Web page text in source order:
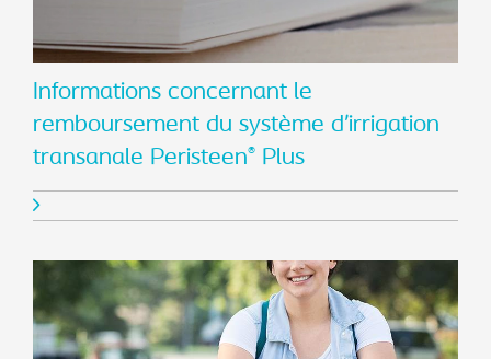
Informations concernant le
remboursement du système d’irrigation
transanale Peristeen® Plus